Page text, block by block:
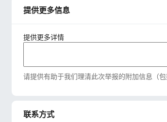
提供更多信息
提供更多详情
请提供有助于我们理清此次举报的附加信息（包
联系方式